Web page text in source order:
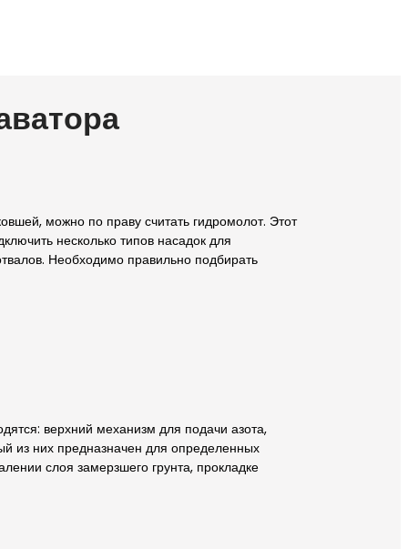
можно по праву считать гидромолот. Этот
несколько типов насадок для
Необходимо правильно подбирать
верхний механизм для подачи азота,
из них предназначен для определенных
слоя замерзшего грунта, прокладке